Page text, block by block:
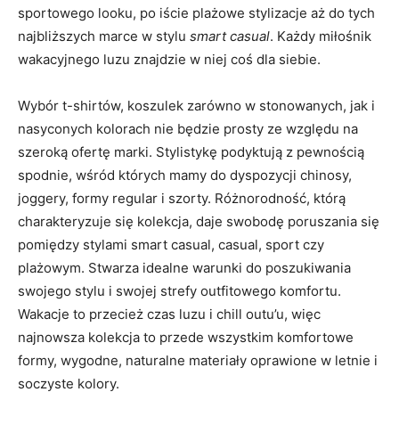
sportowego looku, po iście plażowe stylizacje aż do tych
najbliższych marce w stylu smart casual. Każdy miłośnik
wakacyjnego luzu znajdzie w niej coś dla siebie.
Wybór t-shirtów, koszulek zarówno w stonowanych, jak i
nasyconych kolorach nie będzie prosty ze względu na
szeroką ofertę marki. Stylistykę podyktują z pewnością
spodnie, wśród których mamy do dyspozycji chinosy,
joggery, formy regular i szorty. Różnorodność, którą
charakteryzuje się kolekcja, daje swobodę poruszania się
pomiędzy stylami smart casual, casual, sport czy
plażowym. Stwarza idealne warunki do poszukiwania
swojego stylu i swojej strefy outfitowego komfortu.
Wakacje to przecież czas luzu i chill outu’u, więc
najnowsza kolekcja to przede wszystkim komfortowe
formy, wygodne, naturalne materiały oprawione w letnie i
soczyste kolory.